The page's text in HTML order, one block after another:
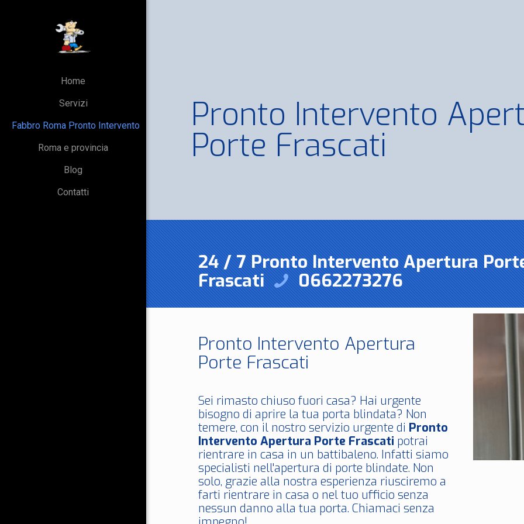
Home
Servizi
Fabbro Roma Pronto Intervento
Roma e provincia
Blog
Contatti
Pronto Intervento
Porte Frascati
24 / 7 Pronto Intervento Apertura
Frascati
0662273276
Pronto Intervento Apertura
Porte Frascati
Sei rimasto chiuso fuori casa? Hai urgente
bisogno di aprire la tua porta blindata? Non
temere, con il nostro servizio urgente di Pronto
Intervento Apertura Porte Frascati potrai
rientrare in casa in un battibaleno. Infatti siamo
specialisti nell'apertura di porte blindate. Non
solo, grazie alla nostra esperienza riusciremo a
farti rientrare in casa o nel tuo ufficio senza
nessun danno alla tua porta. Chiamaci senza